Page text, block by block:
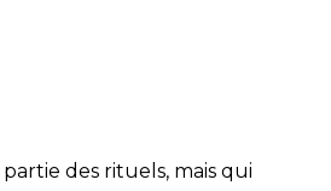
des rituels, mais qui